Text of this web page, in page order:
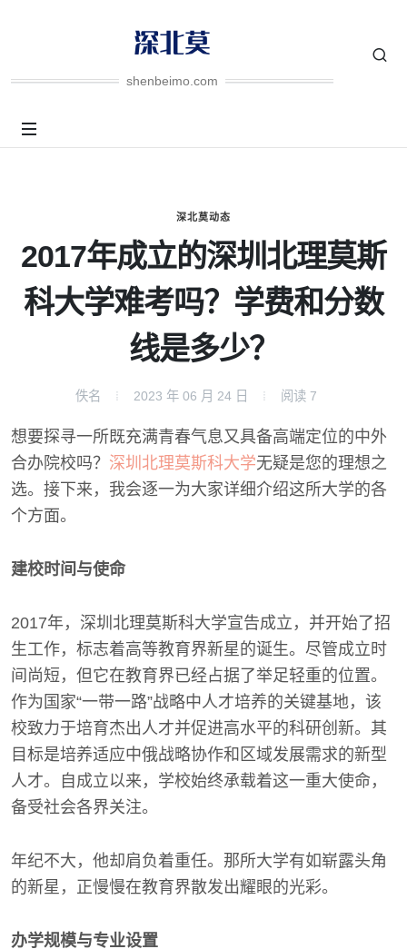
shenbeimo.com
深北莫动态
2017年成立的深圳北理莫斯
科大学难考吗？学费和分数
线是多少？
佚名 2023 年 06 月 24 日 阅读 7
想要探寻一所既充满青春气息又具备高端定位的中外
合办院校吗？ 深圳北理莫斯科大学无疑是您的理想之
选。接下来，我会逐一为大家详细介绍这所大学的各
个方面。
建校时间与使命
2017年，深圳北理莫斯科大学宣告成立，并开始了招
生工作，标志着高等教育界新星的诞生。尽管成立时
间尚短，但它在教育界已经占据了举足轻重的位置。
作为国家“一带一路”战略中人才培养的关键基地，该
校致力于培育杰出人才并促进高水平的科研创新。其
目标是培养适应中俄战略协作和区域发展需求的新型
人才。自成立以来，学校始终承载着这一重大使命，
备受社会各界关注。
年纪不大，他却肩负着重任。那所大学有如崭露头角
的新星，正慢慢在教育界散发出耀眼的光彩。
办学规模与专业设置